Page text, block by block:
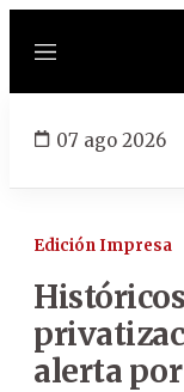
Menú
07 ago 2026
Edición Impresa
alerta